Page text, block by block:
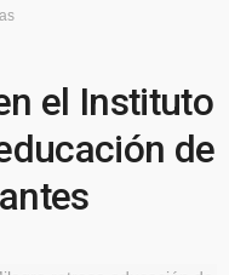
el Instituto
de